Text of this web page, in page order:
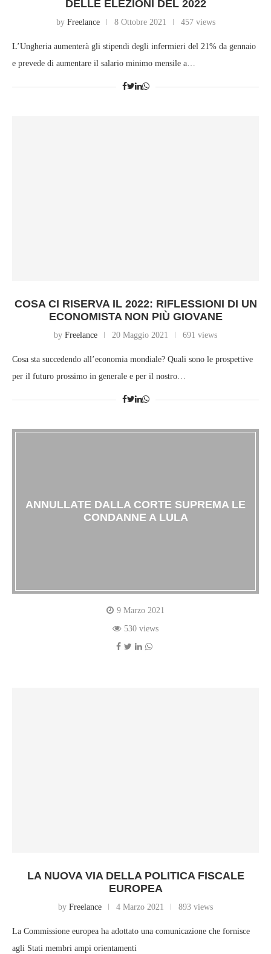
DELLE ELEZIONI DEL 2022
by Freelance 8 Ottobre 2021 457 views
L’Ungheria aumenterà gli stipendi degli infermieri del 21% da gennaio
e prevede di aumentare il salario minimo mensile a…
COSA CI RISERVA IL 2022: RIFLESSIONI DI UN
ECONOMISTA NON PIÙ GIOVANE
by Freelance 20 Maggio 2021 691 views
Cosa sta succedendo all’economia mondiale? Quali sono le prospettive
per il futuro prossimo in generale e per il nostro…
ANNULLATE DALLA CORTE SUPREMA LE
CONDANNE A LULA
9 Marzo 2021
530 views
LA NUOVA VIA DELLA POLITICA FISCALE
EUROPEA
by Freelance 4 Marzo 2021 893 views
La Commissione europea ha adottato una comunicazione che fornisce
agli Stati membri ampi orientamenti